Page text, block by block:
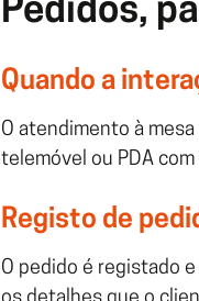
Pedidos,
Quando a
O atendimento à
telemóvel ou PDA
Registo de
O pedido é registado